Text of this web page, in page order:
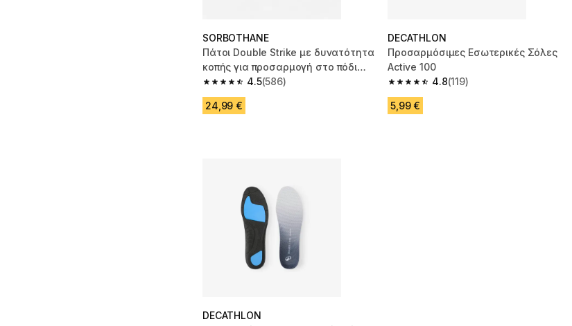
SORBOTHANE
Πάτοι Double Strike με δυνατότητα
κοπής για προσαρμογή στο πόδι
σας
4.5
4.5 out of 5 stars from 586 reviews
(586)
24,99 €
DECATHLON
Προσαρμόσιμες Εσωτερικές Σόλες
Active 100
4.8
4.8 out of 5 stars from 119 reviews
(119)
5,99 €
DECATHLON